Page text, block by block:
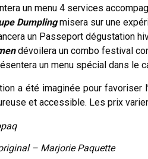
un menu 4 services
Dumplingmisera sur une
un Passeport dégustation
dévoilera un combo festival
un menu spécial dans le
a été imaginée pour
et accessible. Les prix
– Marjorie Paquette